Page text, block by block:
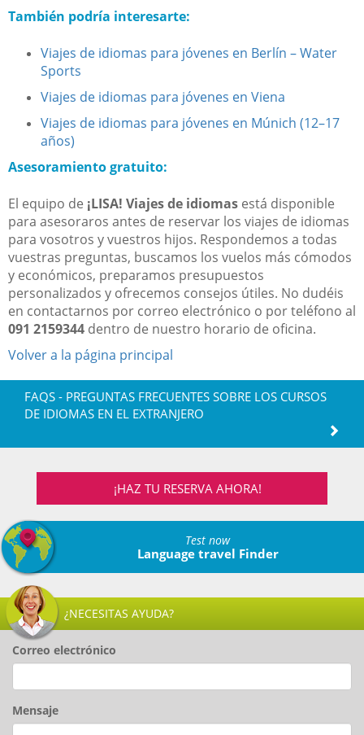
También podría interesarte:
Viajes de idiomas para jóvenes en Berlín – Water
Sports
Viajes de idiomas para jóvenes en Viena
Viajes de idiomas para jóvenes en Múnich (12–17
años)
Asesoramiento gratuito:
El equipo de ¡LISA! Viajes de idiomas está disponible
para asesoraros antes de reservar los viajes de idiomas
para vosotros y vuestros hijos. Respondemos a todas
vuestras preguntas, buscamos los vuelos más cómodos
y económicos, preparamos presupuestos
personalizados y ofrecemos consejos útiles. No dudéis
en contactarnos por correo electrónico o por teléfono al
091 2159344 dentro de nuestro horario de oficina.
Volver a la página principal
FAQS - PREGUNTAS FRECUENTES SOBRE LOS CURSOS
DE IDIOMAS EN EL EXTRANJERO
¡HAZ TU RESERVA AHORA!
Test now
Language travel Finder
¿NECESITAS AYUDA?
Correo electrónico
Mensaje